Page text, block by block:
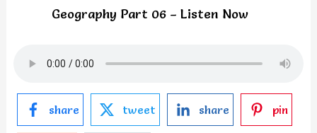
Geography Part 06 – Listen Now
share tweet share pin